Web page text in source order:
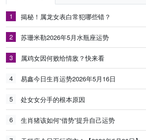
1 揭秘！属龙女表白常犯哪些错？
2 苏珊米勒2026年5月水瓶座运势
3 属鸡女因何败给情敌？快来看
4 易鑫今日生肖运势2026年5月16日
5 处女女分手的根本原因
6 生肖猪该如何“借势”提升自己运势